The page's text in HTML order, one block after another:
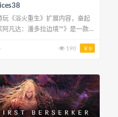
绑架后，你扮演的纳威人接受
现身为纳威人的真正意义，然后
为守护潘多拉
190 ￥9